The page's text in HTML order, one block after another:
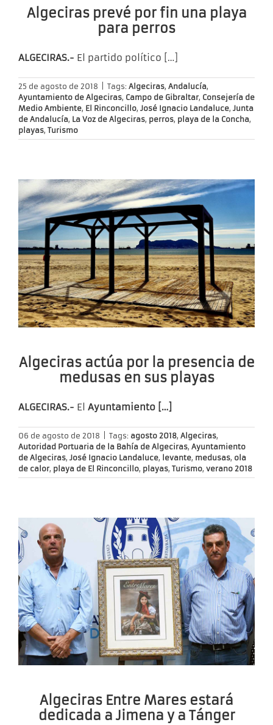
Algeciras prevé por fin una playa
para perros
ALGECIRAS.- El partido político […]
25 de agosto de 2018 Tags: Algeciras, Andalucía,
Ayuntamiento de Algeciras, Campo de Gibraltar, Consejería de
Medio Ambiente, El Rinconcillo, José Ignacio Landaluce, Junta
de Andalucía, La Voz de Algeciras, perros, playa de la Concha,
playas, Turismo
Algeciras actúa por la presencia de
medusas en sus playas
ALGECIRAS.- El Ayuntamiento […]
06 de agosto de 2018 Tags: agosto 2018, Algeciras,
Autoridad Portuaria de la Bahía de Algeciras, Ayuntamiento
de Algeciras, José Ignacio Landaluce, levante, medusas, ola
de calor, playa de El Rinconcillo, playas, Turismo, verano 2018
Algeciras Entre Mares estará
dedicada a Jimena y a Tánger